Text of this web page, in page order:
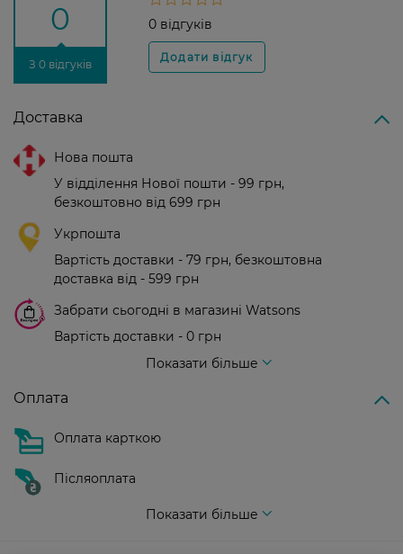
0
З 0 відгуків
0 відгуків
Доставка
Нова пошта
У відділення Нової пошти - 99 грн,
безкоштовно від 699 грн
Укрпошта
Вартість доставки - 79 грн, безкоштовна
доставка від - 599 грн
Забрати сьогодні в магазині Watsons
Вартість доставки - 0 грн
Показати більше
Оплата
Оплата карткою
Післяоплата
Показати більше